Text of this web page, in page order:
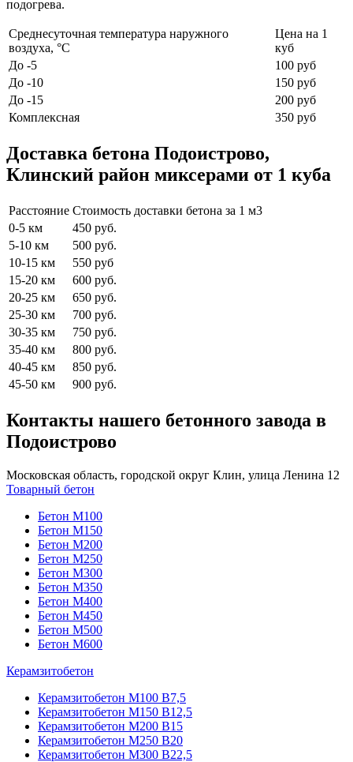
подогрева.
Среднесуточная температура наружного
воздуха, °C
Цена на 1
куб
До -5
100 руб
До -10
150 руб
До -15
200 руб
Комплексная
350 руб
Доставка бетона Подоистрово,
Клинский район миксерами от 1 куба
Расстояние Стоимость доставки бетона за 1 м3
0-5 км
450 руб.
5-10 км
500 руб.
10-15 км
550 руб
15-20 км
600 руб.
20-25 км
650 руб.
25-30 км
700 руб.
30-35 км
750 руб.
35-40 км
800 руб.
40-45 км
850 руб.
45-50 км
900 руб.
Контакты нашего бетонного завода в
Подоистрово
Московская область, городской округ Клин, улица Ленина 12
Товарный бетон
Бетон М100
Бетон М150
Бетон М200
Бетон М250
Бетон М300
Бетон М350
Бетон М400
Бетон М450
Бетон М500
Бетон М600
Керамзитобетон
Керамзитобетон М100 В7,5
Керамзитобетон М150 В12,5
Керамзитобетон М200 В15
Керамзитобетон М250 В20
Керамзитобетон М300 В22,5